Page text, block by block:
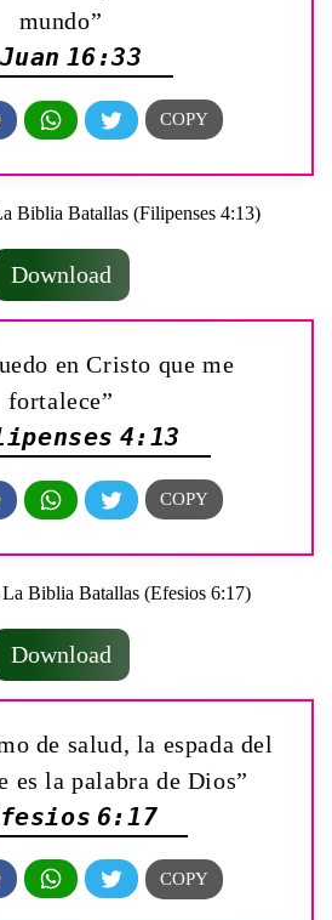
mundo”
16:33
Download
en Cristo que me
fortalece”
4:13
Download
de salud, la espada del
es la palabra de Dios”
6:17